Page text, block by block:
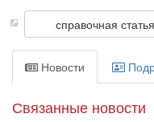
справочная статья
Новости
Связанные новости